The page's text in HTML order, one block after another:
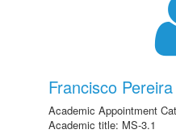
Francisco
Academic Appointment
Academic title: MS-3.1